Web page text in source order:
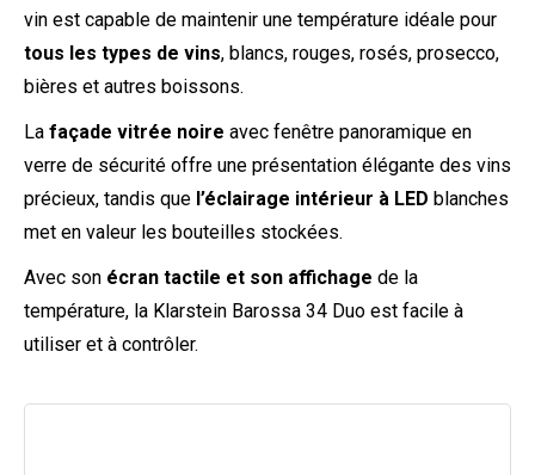
vin est capable de maintenir une température idéale pour
tous les types de vins, blancs, rouges, rosés, prosecco,
bières et autres boissons.
La façade vitrée noire avec fenêtre panoramique en
verre de sécurité offre une présentation élégante des vins
précieux, tandis que l’éclairage intérieur à LED blanches
met en valeur les bouteilles stockées.
Avec son écran tactile et son affichage de la
température, la Klarstein Barossa 34 Duo est facile à
utiliser et à contrôler.